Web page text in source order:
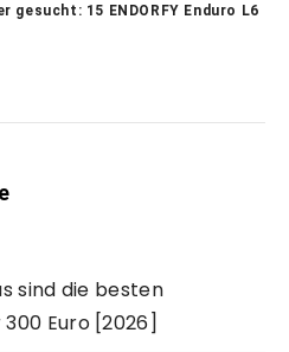
gesucht: 15 ENDORFY Enduro L6
sind die besten
Euro [2026]